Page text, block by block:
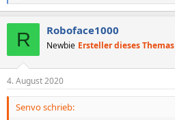
e
e
n
R Roboface1000
Newbie Ersteller dieses Themas
4. August 2020
Senvo schrieb: